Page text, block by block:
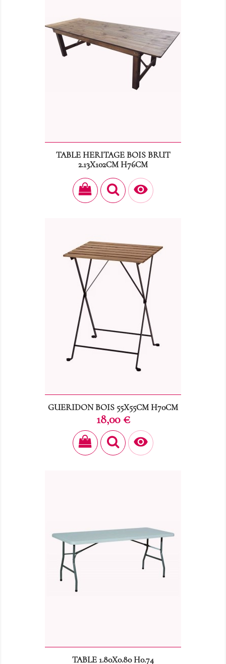
TABLE HERITAGE BOIS BRUT
2.13X102CM H76CM
Prix
45,00 €

GUERIDON BOIS 55X55CM H70CM
Prix
18,00 €

TABLE 1.80X0.80 H0.74